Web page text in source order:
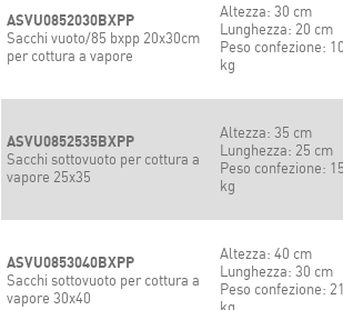
ASVU0852030BXPP
Sacchi vuoto/85 bxpp 20x30cm
per cottura a vapore
Altezza: 30 cm
Lunghezza: 20 cm
Peso confezione:
kg
ASVU0852535BXPP
Sacchi sottovuoto per cottura a
vapore 25x35
Altezza: 35 cm
Lunghezza: 25 cm
Peso confezione:
kg
ASVU0853040BXPP
Sacchi sottovuoto per cottura a
vapore 30x40
Altezza: 40 cm
Lunghezza: 30 cm
Peso confezione:
kg